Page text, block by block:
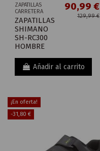
ZAPATILLAS
CARRETERA
ZAPATILLAS
SHIMANO
SH-RC300
HOMBRE
90,99 €
129,99 €
Añadir al carrito
¡En oferta!
-31,80 €